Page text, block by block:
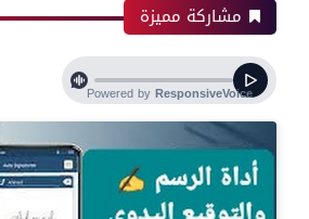
مشاركة مميزة